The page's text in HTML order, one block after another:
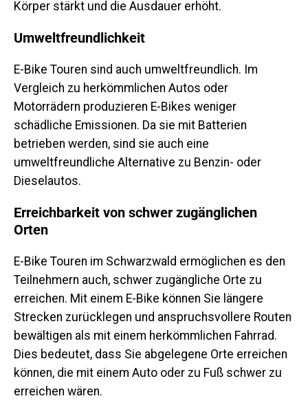
Körper stärkt und die Ausdauer erhöht.
Umweltfreundlichkeit
E-Bike Touren sind auch umweltfreundlich. Im
Vergleich zu herkömmlichen Autos oder
Motorrädern produzieren E-Bikes weniger
schädliche Emissionen. Da sie mit Batterien
betrieben werden, sind sie auch eine
umweltfreundliche Alternative zu Benzin- oder
Dieselautos.
Erreichbarkeit von schwer zugänglichen
Orten
E-Bike Touren im Schwarzwald ermöglichen es den
Teilnehmern auch, schwer zugängliche Orte zu
erreichen. Mit einem E-Bike können Sie längere
Strecken zurücklegen und anspruchsvollere Routen
bewältigen als mit einem herkömmlichen Fahrrad.
Dies bedeutet, dass Sie abgelegene Orte erreichen
können, die mit einem Auto oder zu Fuß schwer zu
erreichen wären.